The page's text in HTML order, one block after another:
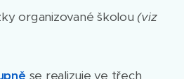
organizované školou (viz
se realizuje ve třech